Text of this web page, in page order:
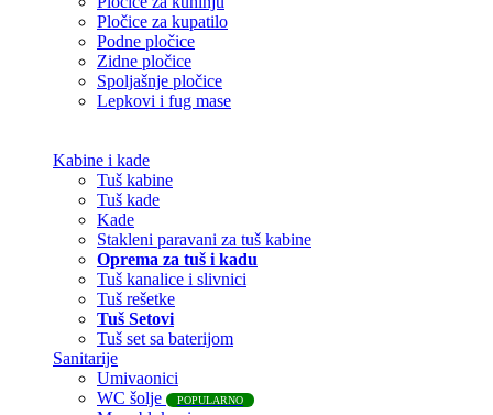
Pločice za kupatilo
Podne pločice
Zidne pločice
Spoljašnje pločice
Lepkovi i fug mase
Kabine i kade
Tuš kabine
Tuš kade
Kade
Stakleni paravani za tuš kabine
Oprema za tuš i kadu
Tuš kanalice i slivnici
Tuš rešetke
Tuš Setovi
Tuš set sa baterijom
Sanitarije
Umivaonici
WC šolje
POPULARNO